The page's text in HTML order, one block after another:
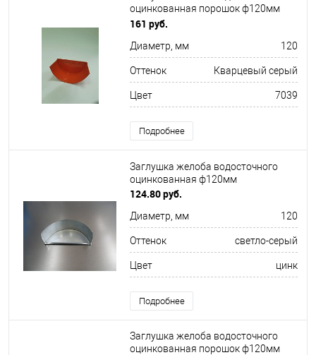
оцинкованная порошок ф120мм
RAL 7039
161 руб.
Диаметр, мм 120
Оттенок Кварцевый серый
Цвет 7039
Подробнее
Заглушка желоба водосточного
оцинкованная ф120мм
124.80 руб.
Диаметр, мм 120
Оттенок светло-серый
Цвет цинк
Подробнее
Заглушка желоба водосточного
оцинкованная порошок ф120мм